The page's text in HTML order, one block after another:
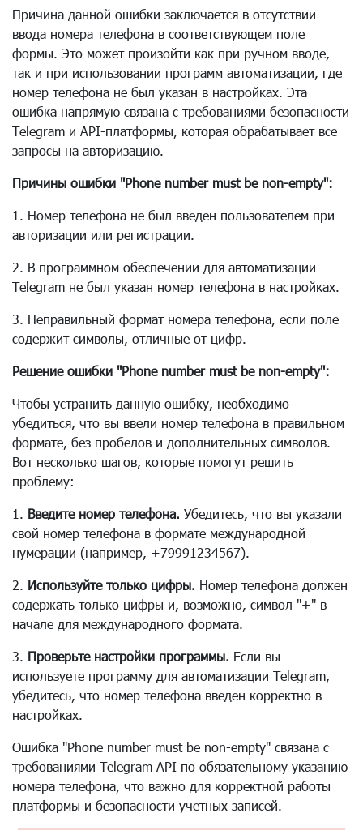
Причина данной ошибки заключается в отсутствии
ввода номера телефона в соответствующем поле
формы. Это может произойти как при ручном вводе,
так и при использовании программ автоматизации, где
номер телефона не был указан в настройках. Эта
ошибка напрямую связана с требованиями безопасности
Telegram и API-платформы, которая обрабатывает все
запросы на авторизацию.
Причины ошибки "Phone number must be non-empty":
1. Номер телефона не был введен пользователем при
авторизации или регистрации.
2. В программном обеспечении для автоматизации
Telegram не был указан номер телефона в настройках.
3. Неправильный формат номера телефона, если поле
содержит символы, отличные от цифр.
Решение ошибки "Phone number must be non-empty":
Чтобы устранить данную ошибку, необходимо
убедиться, что вы ввели номер телефона в правильном
формате, без пробелов и дополнительных символов.
Вот несколько шагов, которые помогут решить
проблему:
1. Введите номер телефона. Убедитесь, что вы указали
свой номер телефона в формате международной
нумерации (например, +79991234567).
2. Используйте только цифры. Номер телефона должен
содержать только цифры и, возможно, символ "+" в
начале для международного формата.
3. Проверьте настройки программы. Если вы
используете программу для автоматизации Telegram,
убедитесь, что номер телефона введен корректно в
настройках.
Ошибка "Phone number must be non-empty" связана с
требованиями Telegram API по обязательному указанию
номера телефона, что важно для корректной работы
платформы и безопасности учетных записей.